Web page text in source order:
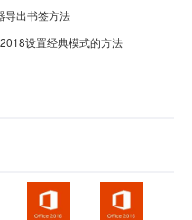
导出书签方法
设置经典模式的方法